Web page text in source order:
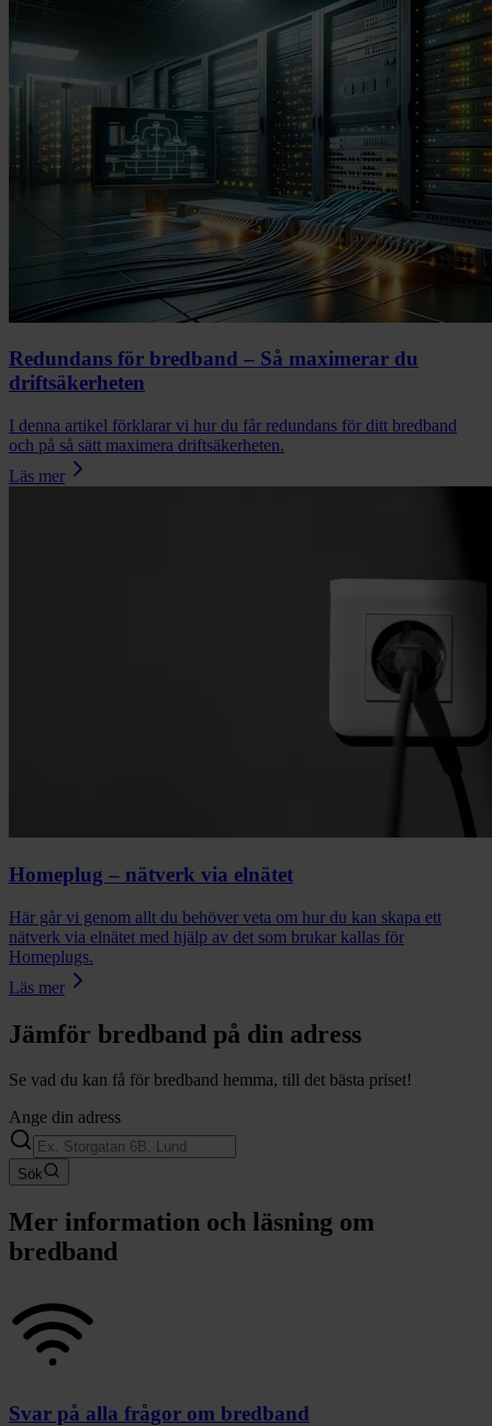
Redundans för bredband – Så maximerar du
driftsäkerheten
I denna artikel förklarar vi hur du får redundans för ditt bredband
och på så sätt maximera driftsäkerheten.
Läs mer
Homeplug – nätverk via elnätet
Här går vi genom allt du behöver veta om hur du kan skapa ett
nätverk via elnätet med hjälp av det som brukar kallas för
Homeplugs.
Läs mer
Jämför bredband på din adress
Se vad du kan få för bredband hemma, till det bästa priset!
Ange din adress
Sök
Mer information och läsning om
bredband
Svar på alla frågor om bredband